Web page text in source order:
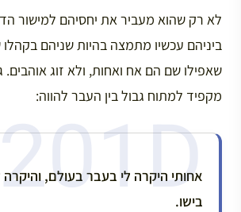
לא רק שהוא מעביר את יחסיהם למישור
ביניהם עכשיו מתמצה בהיות שניהם
שאפילו שם הם אח ואחות, ולא זוג
מקפיד למתוח גבול בין העבר להווה:
אחותי היקרה לי בעבר בעולם,
בישו.